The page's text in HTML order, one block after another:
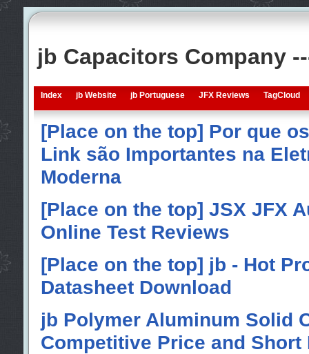
jb Capacitors Company
Index jb Website jb Portuguese JFX Reviews TagCloud
[Place on the top] Por que
Link são Importantes na
Moderna
[Place on the top] JSX JFX
Online Test Reviews
[Place on the top] jb - Hot
Datasheet Download
jb Polymer Aluminum Solid
Competitive Price and Short